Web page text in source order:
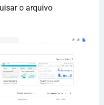
o arquivo